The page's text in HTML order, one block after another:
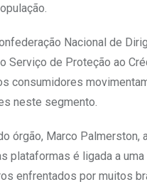
Nacional de
Serviço de Proteção ao
consumidores
neste segmento.
órgão, Marco Palmerston,
plataformas é ligada a
enfrentados por muitos